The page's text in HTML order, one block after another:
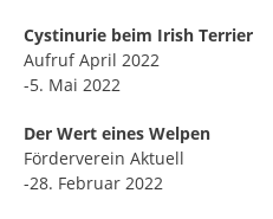
Cystinurie beim Irish Terrier
Aufruf April 2022
-5. Mai 2022
Der Wert eines Welpen
Förderverein Aktuell
-28. Februar 2022